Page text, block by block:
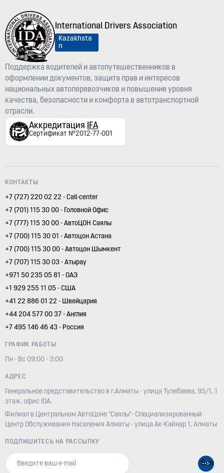
International Drivers Association
Kazakhsta
n
Поддержка водителей и автопутешественников в
оформлении документов, защита прав и интересов
национальных автоперевозчиков и повышение уровня
качества, безопасности и комфорта в автотранспортной
отрасли.
Аккредитация IFA
Сертификат №2012-77-001
КОНТАКТЫ
+7 (727) 220 02 22 - Call-center
+7 (701) 115 30 00 - Головной Офис
+7 (777) 115 30 00 - АвтоЦОН Саялы
+7 (700) 115 30 01 - Автоцон Астана
+7 (700) 115 30 00 - Автоцон Шымкент
+7 (707) 115 30 03 - Атырау
+971 50 235 05 81 - ОАЭ
+1 929 255 11 05 - США
+41 22 886 01 22 - Швейцария
+44 204 577 00 37 - Англия
+7 495 146 46 43 - Россия
ГРАФИК РАБОТЫ
Пн - Вс 09:00 - 3:00
АДРЕС
Генеральное представительство в г.Алматы - улица Тулебаева, 95/1, 1
этаж, офис IDA.
Филиал в Центральном АвтоЦоне "Саялы"- Специализированный
Центр Обслуживания Населения Алматы - улица Ак-Кайнар 1, Алматы
ПОДПИШИТЕСЬ НА РАССЫЛКУ